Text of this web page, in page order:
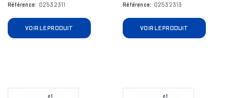
Référence 02532311
VOIR LE PRODUIT
Référence 02532313
VOIR LE PRODUIT